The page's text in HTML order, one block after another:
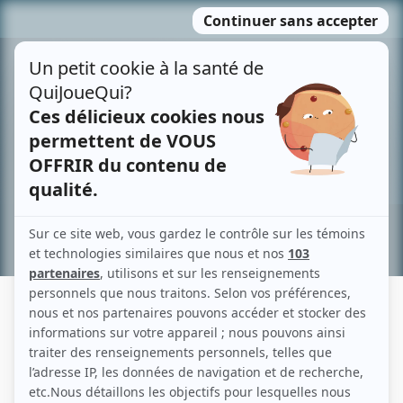
MENU
contenu
Recherche avancée »
GABRIEL CHARPENTIER
Liens
Fiche de Gabriel Charpentier sur Showbizz.net